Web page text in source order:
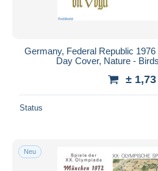
Germany, Federal Republic
Day Cover, Nature -
±
Status
Neu